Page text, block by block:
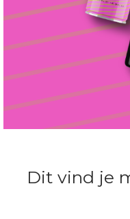
Dit vind je